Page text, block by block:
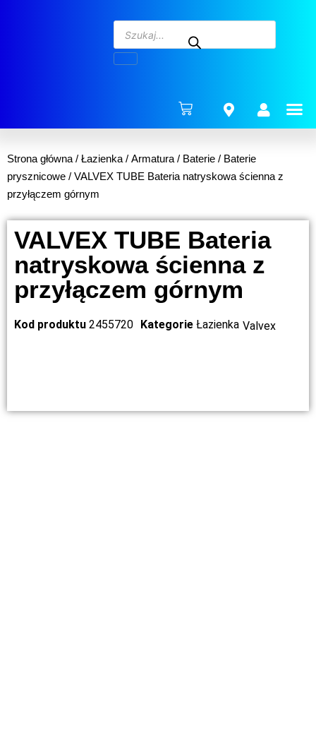
Strona główna / Łazienka / Armatura / Baterie / Baterie
prysznicowe / VALVEX TUBE Bateria natryskowa ścienna z
przyłączem górnym
VALVEX TUBE Bateria
natryskowa ścienna z
przyłączem górnym
Kod produktu 2455720 Kategorie Łazienka Valvex